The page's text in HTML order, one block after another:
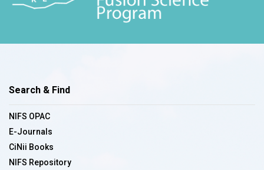
Search & Find
NIFS OPAC
E-Journals
CiNii Books
NIFS Repository